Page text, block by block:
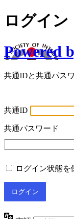
ログイン
Powered
共通IDと共通パス
共通ID
共通パスワード
ログイン状態を